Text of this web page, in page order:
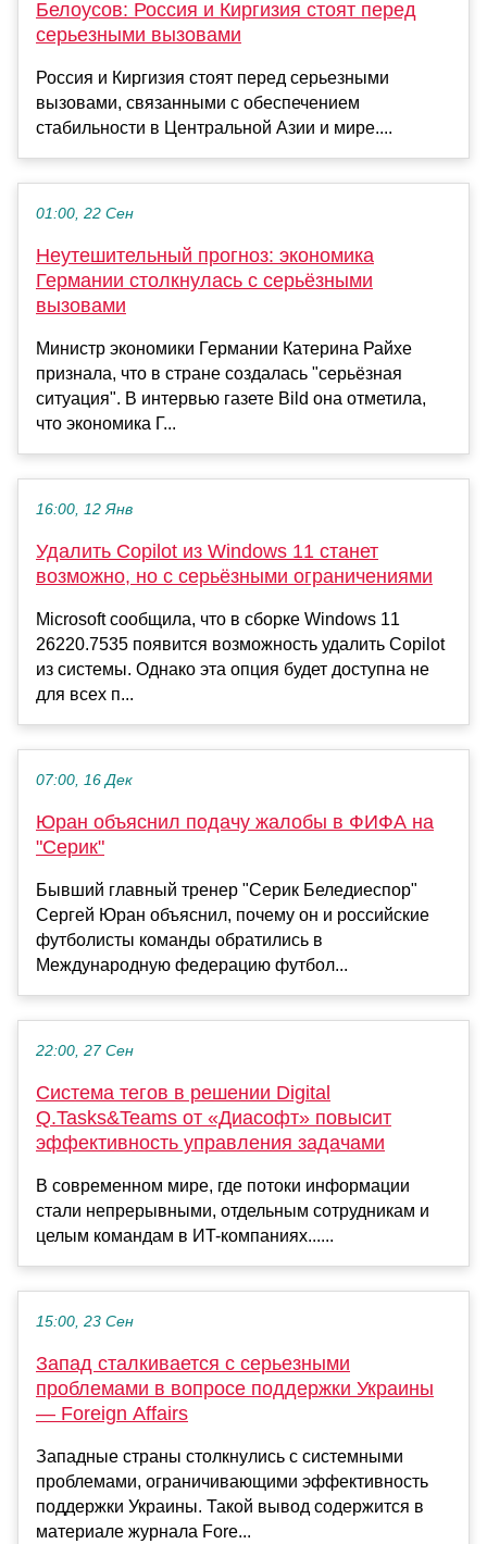
Белоусов: Россия и Киргизия стоят перед
серьезными вызовами
Россия и Киргизия стоят перед серьезными
вызовами, связанными с обеспечением
стабильности в Центральной Азии и мире....
01:00, 22 Сен
Неутешительный прогноз: экономика
Германии столкнулась с серьёзными
вызовами
Министр экономики Германии Катерина Райхе
признала, что в стране создалась "серьёзная
ситуация". В интервью газете Bild она отметила,
что экономика Г...
16:00, 12 Янв
Удалить Copilot из Windows 11 станет
возможно, но с серьёзными ограничениями
Microsoft сообщила, что в сборке Windows 11
26220.7535 появится возможность удалить Copilot
из системы. Однако эта опция будет доступна не
для всех п...
07:00, 16 Дек
Юран объяснил подачу жалобы в ФИФА на
"Серик"
Бывший главный тренер "Серик Беледиеспор"
Сергей Юран объяснил, почему он и российские
футболисты команды обратились в
Международную федерацию футбол...
22:00, 27 Сен
Система тегов в решении Digital
Q.Tasks&Teams от «Диасофт» повысит
эффективность управления задачами
В современном мире, где потоки информации
стали непрерывными, отдельным сотрудникам и
целым командам в ИT-компаниях......
15:00, 23 Сен
Запад сталкивается с серьезными
проблемами в вопросе поддержки Украины
— Foreign Affairs
Западные страны столкнулись с системными
проблемами, ограничивающими эффективность
поддержки Украины. Такой вывод содержится в
материале журнала Fore...